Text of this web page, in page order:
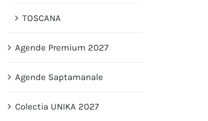
TOSCANA
Agende Premium 2027
Agende Saptamanale
Colectia UNIKA 2027